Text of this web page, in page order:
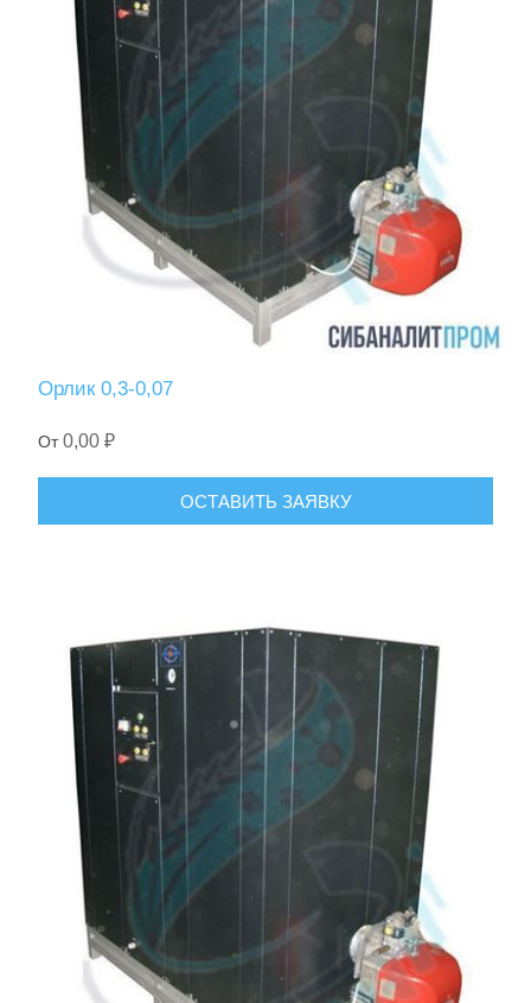
Орлик 0,3-0,07
От0,00 ₽
ОСТАВИТЬ ЗАЯВКУ